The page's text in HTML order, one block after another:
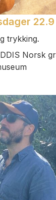
22.9
trykking.
Norsk